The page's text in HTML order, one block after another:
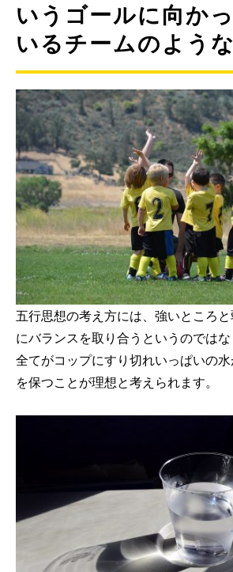
いうゴールに向か
いるチームのような
五行思想の考え方には、強いところ
にバランスを取り合うというのではな
全てがコップにすり切れいっぱいの
を保つことが理想と考えられます。